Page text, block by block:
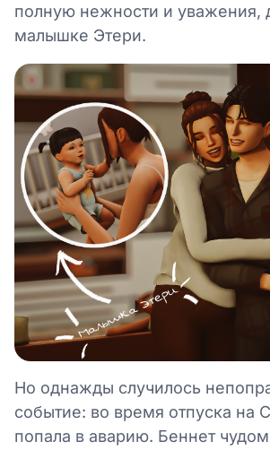
полную нежности и уважения,
малышке Этери.
Но однажды случилось
событие: во время отпуска на
попала в аварию. Беннет чудом